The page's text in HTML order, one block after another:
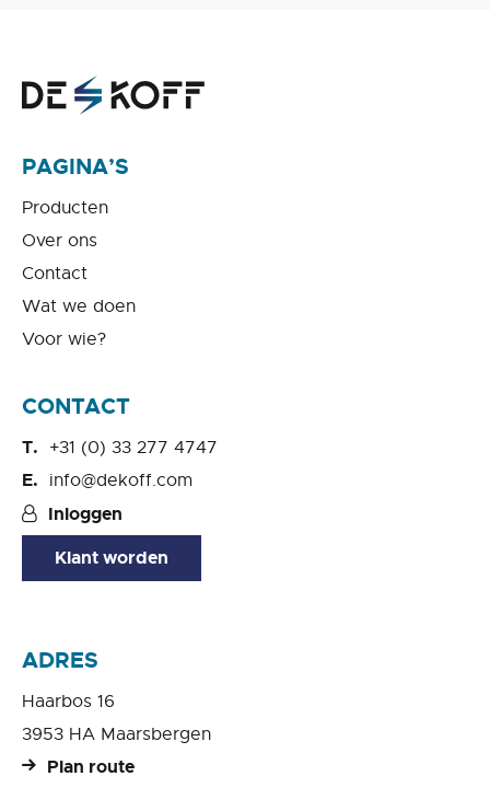
PAGINA’S
Producten
Over ons
Contact
Wat we doen
Voor wie?
CONTACT
+31 (0) 33 277 4747
info@dekoff.com
Inloggen
Klant worden
ADRES
Haarbos 16
3953 HA Maarsbergen
Plan route